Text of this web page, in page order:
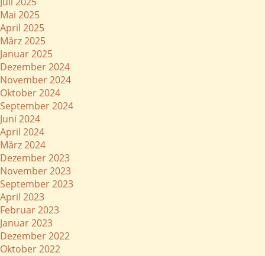
Mai 2025
April 2025
März 2025
Januar 2025
Dezember 2024
November 2024
Oktober 2024
September 2024
Juni 2024
April 2024
März 2024
Dezember 2023
November 2023
September 2023
April 2023
Februar 2023
Januar 2023
Dezember 2022
Oktober 2022